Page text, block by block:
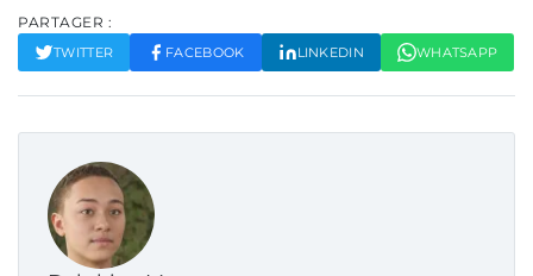
PARTAGER :
TWITTER FACEBOOK LINKEDIN WHATSAPP